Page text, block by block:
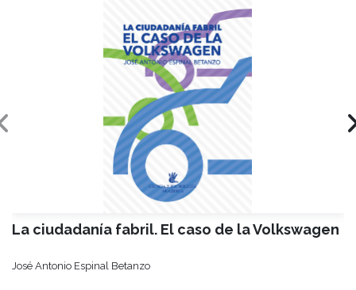
La ciudadanía fabril. El caso de la Volkswagen
José Antonio Espinal Betanzo